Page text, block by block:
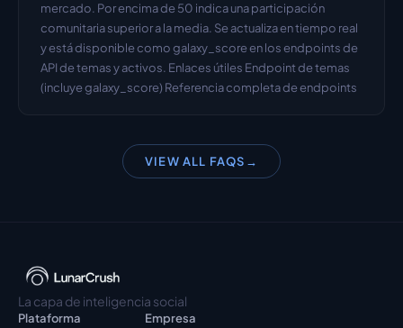
mercado. Por encima de 50 indica una participación
comunitaria superior a la media. Se actualiza en tiempo real
y está disponible como galaxy_score en los endpoints de
API de temas y activos. Enlaces útiles Endpoint de temas
(incluye galaxy_score) Referencia completa de endpoints
VIEW ALL FAQS →
La capa de inteligencia social
Plataforma
Empresa